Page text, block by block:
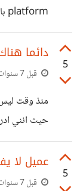
انا بكرة
القوالب او
والقوالب
يعرف هذا
5
دائما
قبل 7 سنوات
منذ وقت ليس
حيث انني
كان الوقت
اليوم حينما
معلومات
5
عميل لا
قبل 7 سنوات